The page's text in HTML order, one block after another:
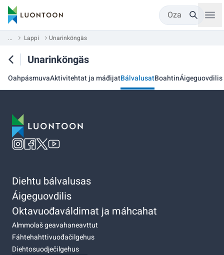
Oza
... Lappi Unarinköngäs
Unarinköngäs
OahpásmuvaAktivitehtat ja máđijatBálvalusatBoahtinÁigeguovdilis
Diehtu bálvalusas
Áigeguovdilis
Oktavuođaváldimat ja máhcahat
Almmolaš geavahaneavttut
Fáhtehahttivuođačilgehus
Diehtosuodječilgehus